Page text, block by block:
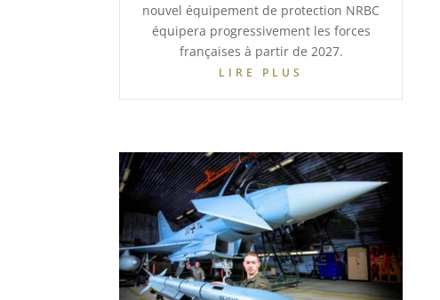
nouvel équipement de protection NRBC
équipera progressivement les forces
françaises à partir de 2027.
LIRE PLUS